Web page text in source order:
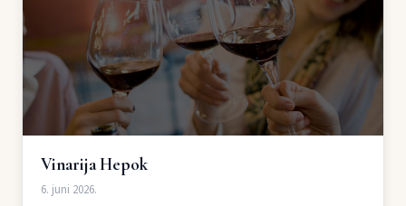
Vinarija Hepok
6. juni 2026.